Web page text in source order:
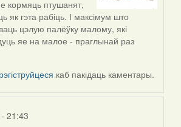
кормяць птушанят,
як гэта рабіць. І максімум што
цэлую палёўку малому, які
яе на малое - праглынай раз
каб пакідаць каментары.
21:43